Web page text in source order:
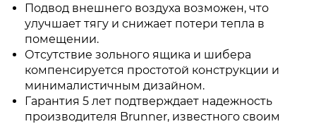
Подвод внешнего воздуха возможен, что
улучшает тягу и снижает потери тепла в
помещении.
Отсутствие зольного ящика и шибера
компенсируется простотой конструкции и
минималистичным дизайном.
Гарантия 5 лет подтверждает надежность
производителя Brunner, известного своим